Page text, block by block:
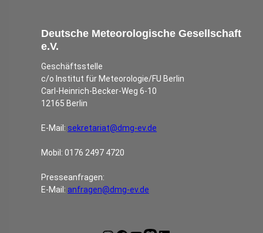
Deutsche Meteorologische Gesellschaft
e.V.
Geschäftsstelle
c/o Institut für Meteorologie/FU Berlin
Carl-Heinrich-Becker-Weg 6-10
12165 Berlin
E-Mail: sekretariat@dmg-ev.de
Mobil: 0176 2497 4720
Presseanfragen:
E-Mail: anfragen@dmg-ev.de